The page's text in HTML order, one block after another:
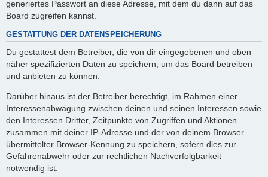
generiertes Passwort an diese Adresse, mit dem du dann auf das
Board zugreifen kannst.
GESTATTUNG DER DATENSPEICHERUNG
Du gestattest dem Betreiber, die von dir eingegebenen und oben
näher spezifizierten Daten zu speichern, um das Board betreiben
und anbieten zu können.
Darüber hinaus ist der Betreiber berechtigt, im Rahmen einer
Interessenabwägung zwischen deinen und seinen Interessen sowie
den Interessen Dritter, Zeitpunkte von Zugriffen und Aktionen
zusammen mit deiner IP-Adresse und der von deinem Browser
übermittelter Browser-Kennung zu speichern, sofern dies zur
Gefahrenabwehr oder zur rechtlichen Nachverfolgbarkeit
notwendig ist.